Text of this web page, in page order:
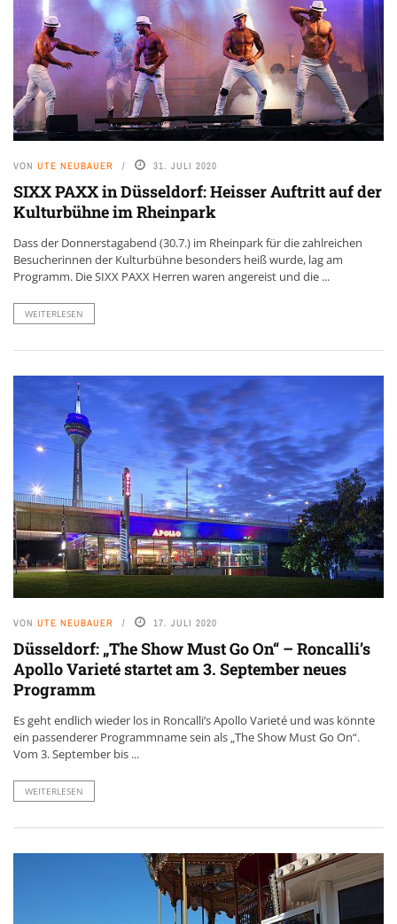
VON UTE NEUBAUER 31. JULI 2020
SIXX PAXX in Düsseldorf: Heisser Auftritt auf der
Kulturbühne im Rheinpark
Dass der Donnerstagabend (30.7.) im Rheinpark für die zahlreichen
Besucherinnen der Kulturbühne besonders heiß wurde, lag am
Programm. Die SIXX PAXX Herren waren angereist und die ...
WEITERLESEN
VON UTE NEUBAUER 17. JULI 2020
Düsseldorf: „The Show Must Go On“ – Roncalli’s
Apollo Varieté startet am 3. September neues
Programm
Es geht endlich wieder los in Roncalli’s Apollo Varieté und was könnte
ein passenderer Programmname sein als „The Show Must Go On“.
Vom 3. September bis ...
WEITERLESEN